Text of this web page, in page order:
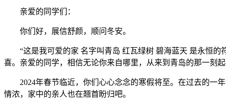
亲爱的同学们：
你们好，展信舒颜，顺问冬安。
“这是我可爱的家 名字叫青岛 红瓦绿树 碧海蓝天 是永恒的
喜。亲爱的同学，相信无论你来自哪里，从来到青岛的那一刻
2024年春节临近，你们心心念念的寒假将至。在过去的一年
情浓，家中的亲人也在翘首盼归吧。